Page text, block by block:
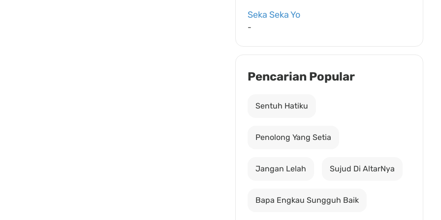
Seka Seka Yo
-
Pencarian Popular
Sentuh Hatiku
Penolong Yang Setia
Jangan Lelah Sujud Di AltarNya
Bapa Engkau Sungguh Baik